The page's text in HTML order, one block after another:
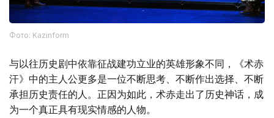
Фото: Kazinform
与以往历史剧中依靠征战建功立业的英雄形象不同，《术赤
汗》中的主人公更多是一位不断思考、不断作出选择、不断
承担历史责任的人。正因为如此，术赤走出了历史神话，成
为一个真正具有现实情感的人物。